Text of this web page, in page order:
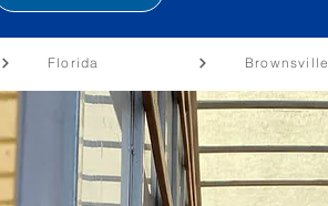
Florida Brownsville